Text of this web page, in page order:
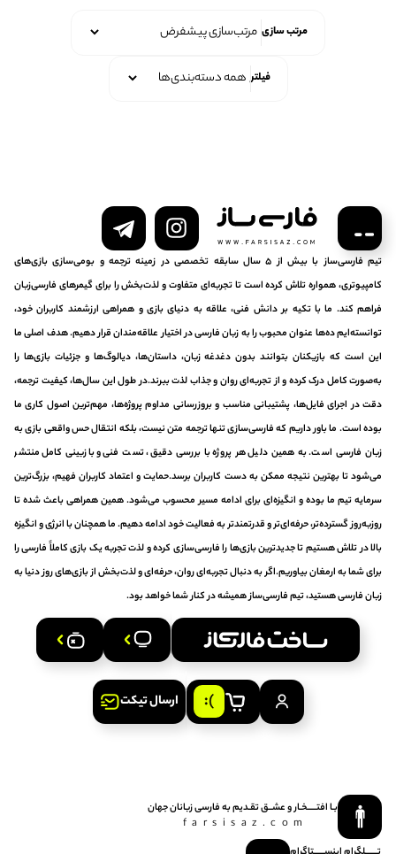
مرتب سازی
فیلتر
تیم فارسی‌ساز با بیش از ۵ سال سابقه تخصصی در زمینه ترجمه و بومی‌سازی بازی‌های
کامپیوتری، همواره تلاش کرده است تا تجربه‌ای متفاوت و لذت‌بخش را برای گیمرهای فارسی‌زبان
فراهم کند. ما با تکیه بر دانش فنی، علاقه به دنیای بازی و همراهی ارزشمند کاربران خود،
توانسته‌ایم ده‌ها عنوان محبوب را به زبان فارسی در اختیار علاقه‌مندان قرار دهیم. هدف اصلی ما
این است که بازیکنان بتوانند بدون دغدغه زبان، داستان‌ها، دیالوگ‌ها و جزئیات بازی‌ها را
به‌صورت کامل درک کرده و از تجربه‌ای روان و جذاب لذت ببرند.در طول این سال‌ها، کیفیت ترجمه،
دقت در اجرای فایل‌ها، پشتیبانی مناسب و بروزرسانی مداوم پروژه‌ها، مهم‌ترین اصول کاری ما
بوده است. ما باور داریم که فارسی‌سازی تنها ترجمه متن نیست، بلکه انتقال حس واقعی بازی به
زبان فارسی است. به همین دلیل هر پروژه با بررسی دقیق، تست فنی و بازبینی کامل منتشر
می‌شود تا بهترین نتیجه ممکن به دست کاربران برسد.حمایت و اعتماد کاربران فهیم، بزرگ‌ترین
سرمایه تیم ما بوده و انگیزه‌ای برای ادامه مسیر محسوب می‌شود. همین همراهی باعث شده تا
روزبه‌روز گسترده‌تر، حرفه‌ای‌تر و قدرتمندتر به فعالیت خود ادامه دهیم. ما همچنان با انرژی و انگیزه
بالا در تلاش هستیم تا جدیدترین بازی‌ها را فارسی‌سازی کرده و لذت تجربه یک بازی کاملاً فارسی را
برای شما به ارمغان بیاوریم.اگر به دنبال تجربه‌ای روان، حرفه‌ای و لذت‌بخش از بازی‌های روز دنیا به
زبان فارسی هستید، تیم فارسی‌ساز همیشه در کنار شما خواهد بود.
ارسال تیکت
بـا افتـــــخـار و عشــق‌ تقـدیم‌ به‌ فارسی‌ زبانان‌ جهان
farsisaz.com